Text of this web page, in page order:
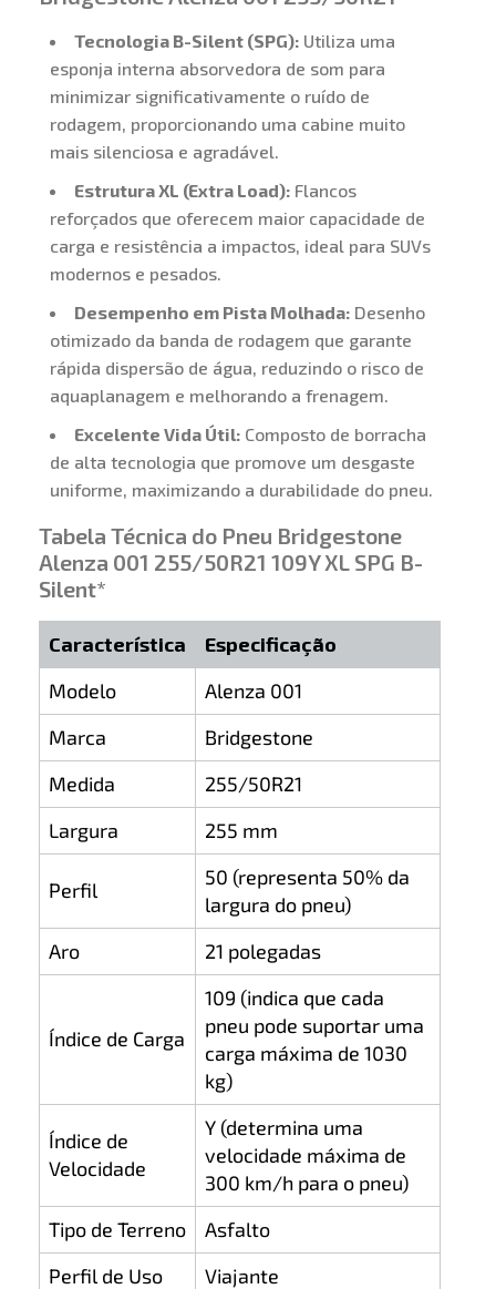
Tecnologia B-Silent (SPG): Utiliza uma
esponja interna absorvedora de som para
minimizar significativamente o ruído de
rodagem, proporcionando uma cabine muito
mais silenciosa e agradável.
Estrutura XL (Extra Load): Flancos
reforçados que oferecem maior capacidade de
carga e resistência a impactos, ideal para SUVs
modernos e pesados.
Desempenho em Pista Molhada: Desenho
otimizado da banda de rodagem que garante
rápida dispersão de água, reduzindo o risco de
aquaplanagem e melhorando a frenagem.
Excelente Vida Útil: Composto de borracha
de alta tecnologia que promove um desgaste
uniforme, maximizando a durabilidade do pneu.
Tabela Técnica do Pneu Bridgestone
Alenza 001 255/50R21 109Y XL SPG B-
Silent*
Característica
Especificação
Modelo
Alenza 001
Marca
Bridgestone
Medida
255/50R21
Largura
255 mm
Perfil
50 (representa 50% da
largura do pneu)
Aro
21 polegadas
Índice de Carga
109 (indica que cada
pneu pode suportar uma
carga máxima de 1030
kg)
Índice de
Velocidade
Y (determina uma
velocidade máxima de
300 km/h para o pneu)
Tipo de Terreno
Asfalto
Perfil de Uso
Viajante